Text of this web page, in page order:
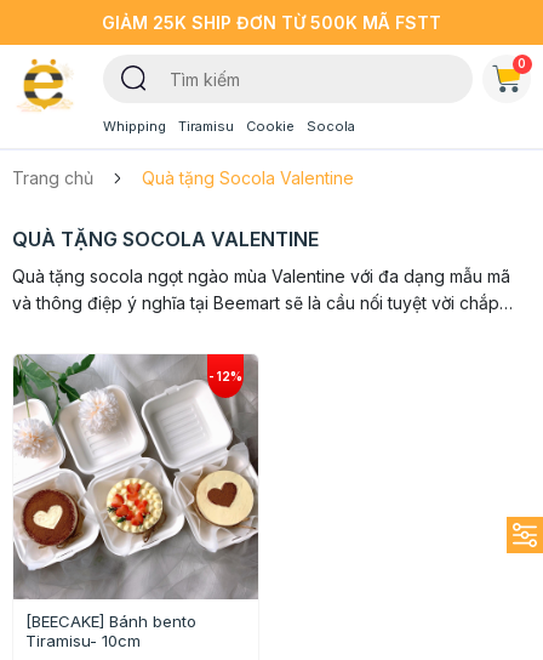
GIẢM 25K SHIP ĐƠN TỪ 500K MÃ FSTT
Whipping Tiramisu Cookie Socola
0
Trang chủ Quà tặng Socola Valentine
QUÀ TẶNG SOCOLA VALENTINE
Quà tặng socola ngọt ngào mùa Valentine với đa dạng mẫu mã
và thông điệp ý nghĩa tại Beemart sẽ là cầu nối tuyệt vời chắp
bày tỏ,...
[BEECAKE] Bánh bento
Tiramisu- 10cm